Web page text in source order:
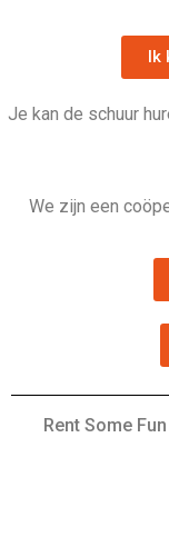
Ik
Je kan de schuur
We zijn een
Rent Some